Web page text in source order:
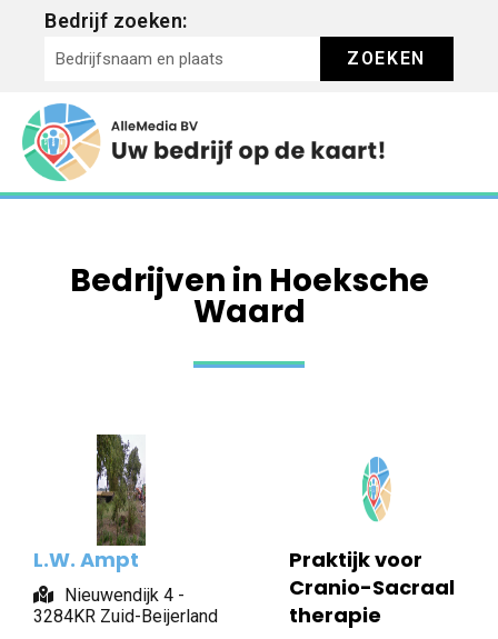
Bedrijf zoeken:
ZOEKEN
Bedrijven in Hoeksche
Waard
L.W. Ampt
Nieuwendijk 4 -
3284KR Zuid-Beijerland
Praktijk voor
Cranio-Sacraal
therapie